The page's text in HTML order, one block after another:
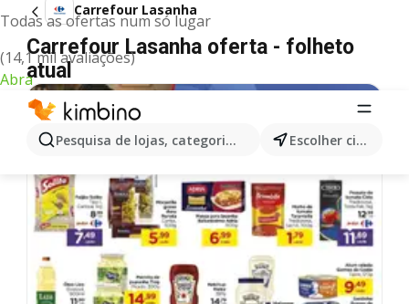
Todas as ofertas num só lugar
(14,1 mil avaliações)
Abra
Pesquisa de lojas, categorias,produtos... Escolher cidade
Carrefour Lasanha
Carrefour Lasanha oferta - folheto
atual